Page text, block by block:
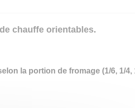
chauffe orientables.
la portion de fromage (1/6, 1/4,